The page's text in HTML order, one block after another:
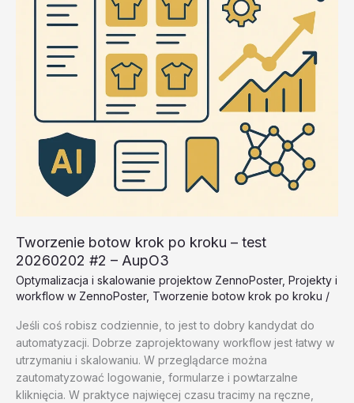
Tworzenie botow krok po kroku – test
20260202 #2 – AupO3
Optymalizacja i skalowanie projektow ZennoPoster, Projekty i
workflow w ZennoPoster, Tworzenie botow krok po kroku /
Jeśli coś robisz codziennie, to jest to dobry kandydat do
automatyzacji. Dobrze zaprojektowany workflow jest łatwy w
utrzymaniu i skalowaniu. W przeglądarce można
zautomatyzować logowanie, formularze i powtarzalne
kliknięcia. W praktyce najwięcej czasu tracimy na ręczne,